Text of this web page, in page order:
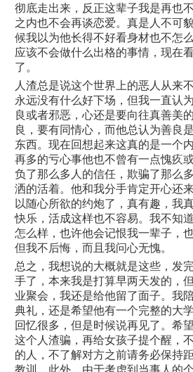
彻底走出来，反正这辈子我是再也
之内也不会再谈恋爱。真是人不可
候我以为他长得不好看身材也不怎
应该不会做什么出格的事情，现在
了。
人渣总是说这个世界上的恶人从来
永远没有什么好下场，但我一直认
良或者邪恶，心还是要向往真善美
良，要有同情心，而他总认为善良
东西。现在回想起来这真的是一个
再多的亏心事他也不曾有一点愧疚
负了那么多人的信任，欺骗了那么
洒的活着。他和我分手肯定开心还
以随心所欲的约炮了，真有趣，我
快乐，活成这样也不容易。我不知
怎么样，也许他会记恨我一辈子，
但我不后悔，而且我问心无愧。
总之，我想说的大概就是这些，发
手了，本来我是打算早两天发的，
业聚会，我还是给他留了面子。我
典礼，还是希望他有一个完整的大
回忆很多，但是时候说再见了。希
这个人渣骗，再给女孩子提个醒，
的人，不了解对方之前请务必保持
教训。此外，由于考虑到当事人的